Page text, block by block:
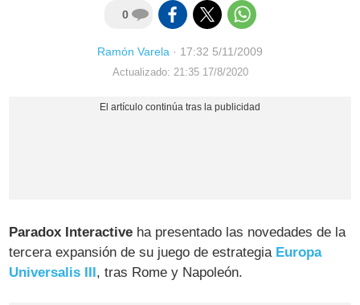
0
Ramón Varela · 17:32 5/11/2009
Actualizado: 21:35 17/8/2020
Paradox Interactive ha presentado las novedades de la
tercera expansión de su juego de estrategia Europa
Universalis III, tras Rome y Napoleón.